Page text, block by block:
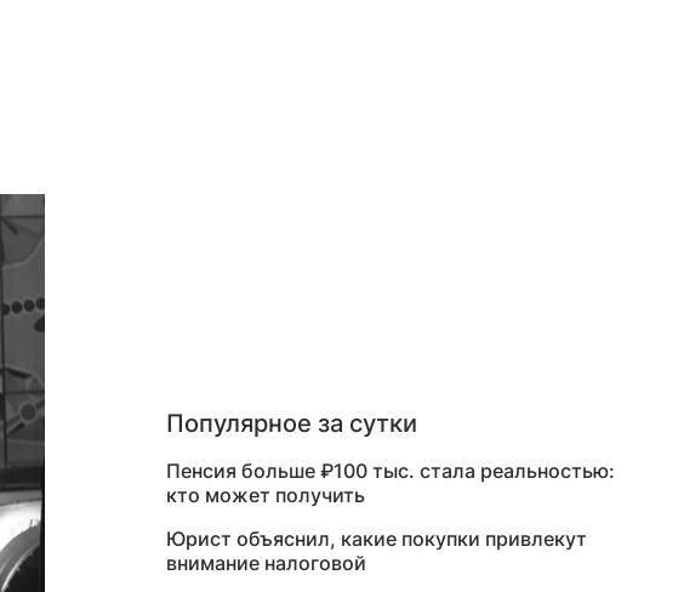
Популярное за сутки
Пенсия больше ₽100 тыс. стала реальностью:
кто может получить
Юрист объяснил, какие покупки привлекут
внимание налоговой